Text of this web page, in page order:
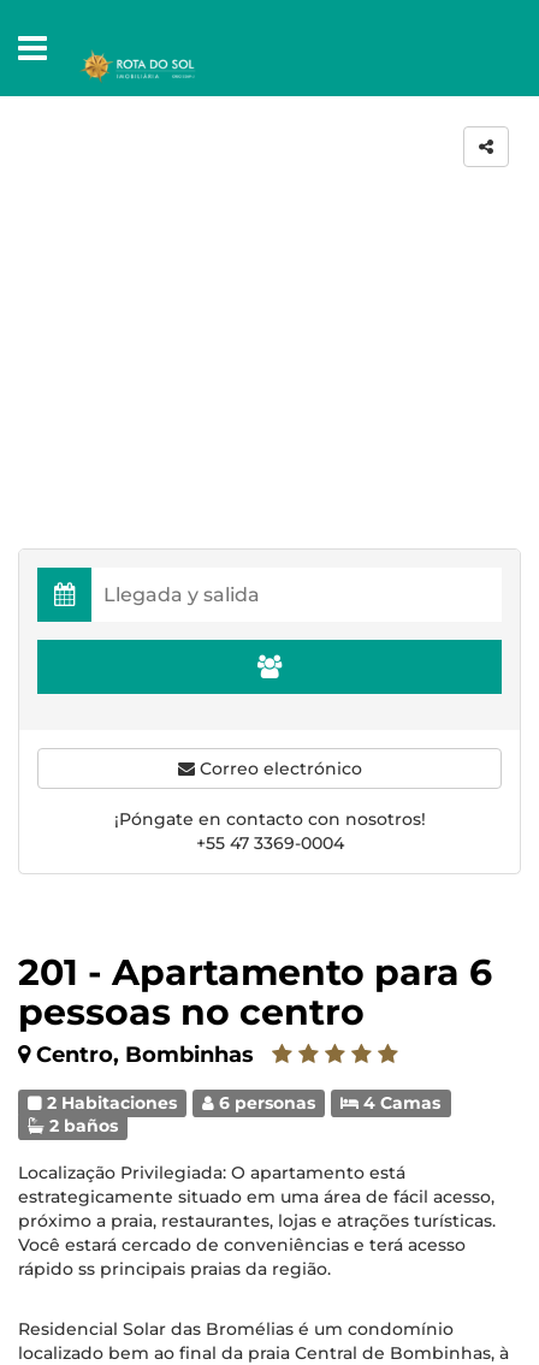
201 - Apartamento para 6
pessoas no centro
Centro, Bombinhas
2 Habitaciones 6 personas
4 Camas
2 baños
Localização Privilegiada: O apartamento está
estrategicamente situado em uma área de fácil acesso,
próximo a praia, restaurantes, lojas e atrações turísticas.
Você estará cercado de conveniências e terá acesso
rápido ss principais praias da região.
Residencial Solar das Bromélias é um condomínio
localizado bem ao final da praia Central de Bombinhas, à
Correo electrónico
¡Póngate en contacto con nosotros!
+55 47 3369-0004